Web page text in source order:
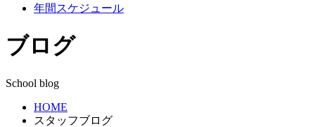
年間スケジュール
ブログ
School blog
HOME
スタッフブログ